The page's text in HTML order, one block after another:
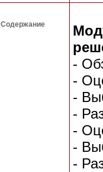
Содержание
-
-
-
-
-
-
-